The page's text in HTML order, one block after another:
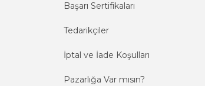
Başarı Sertifikaları
Tedarikçiler
İptal ve İade Koşulları
Pazarlığa Var mısın?